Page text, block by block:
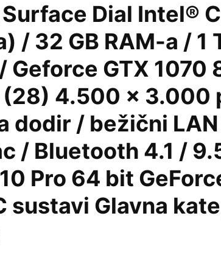
Dial Intel®
/ 32 GB RAM-a / 1
GTX 1070
(28) 4.500 x 3.000
dodir / bežični LAN
/ Bluetooth 4.1 /
Pro 64 bit
sustavi Glavna